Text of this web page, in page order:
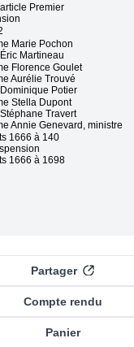
Premier
Marie Pochon
Éric Martineau
Florence Goulet
Aurélie Trouvé
Dominique Potier
Stella Dupont
Stéphane Travert
Annie Genevard, ministre
1666 à 140
1666 à 1698
Compte rendu
Panier
Partager